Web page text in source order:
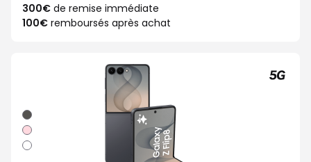
300€ de remise immédiate
100€ remboursés après achat
Graphite
Rose
Blanc